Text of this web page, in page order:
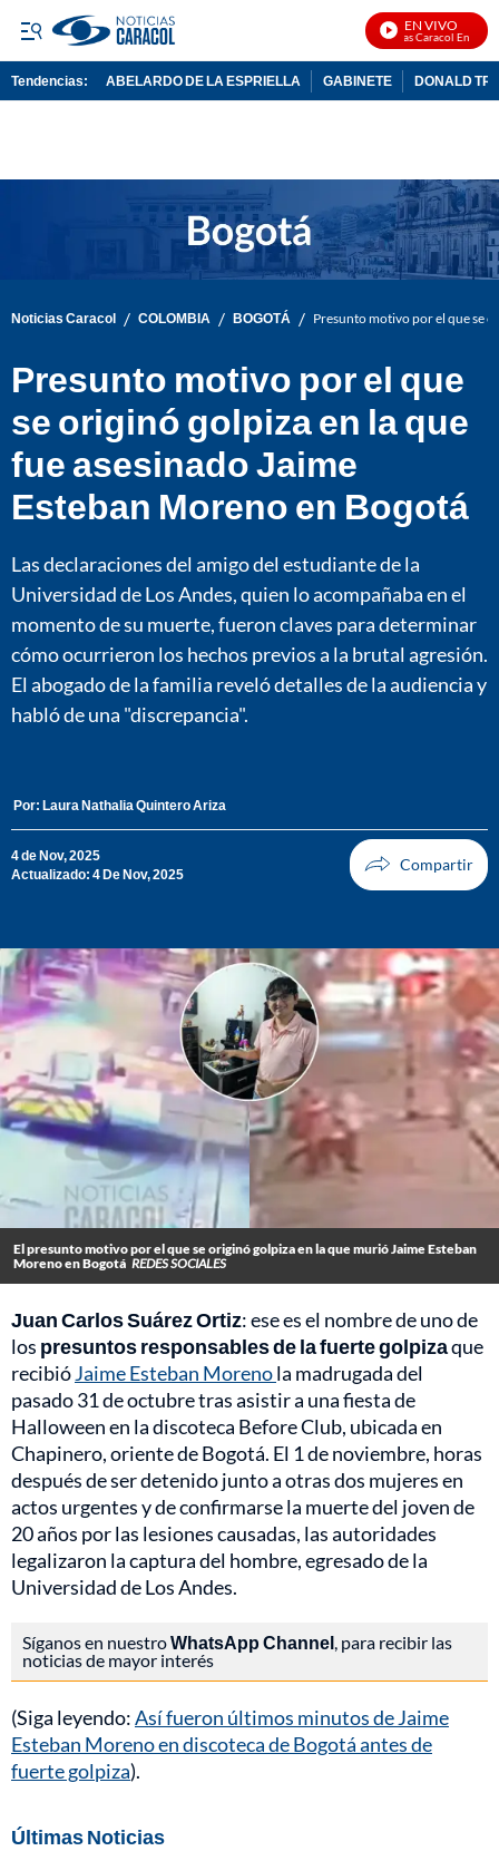
EN VIVO
Noticias Caracol En Vivo
Tendencias: ABELARDO DE LA ESPRIELLA GABINETE DONALD
Noticias Caracol / COLOMBIA / BOGOTÁ / Presunto motivo por el que se
Presunto motivo por el que
se originó golpiza en la que
fue asesinado Jaime
Esteban Moreno en Bogotá
Las declaraciones del amigo del estudiante de la
Universidad de Los Andes, quien lo acompañaba en el
momento de su muerte, fueron claves para determinar
cómo ocurrieron los hechos previos a la brutal agresión.
El abogado de la familia reveló detalles de la audiencia y
habló de una "discrepancia".
Por: Laura Nathalia Quintero Ariza
4 de Nov, 2025
Actualizado: 4 De Nov, 2025
El presunto motivo por el que se originó golpiza en la que murió Jaime Esteban
Moreno en Bogotá REDES SOCIALES
Juan Carlos Suárez Ortiz: ese es el nombre de uno de
los presuntos responsables de la fuerte golpizaque
recibióJaime Esteban Morenola madrugada del
pasado 31 de octubre tras asistir a una fiesta de
Halloween en la discoteca Before Club, ubicada en
Chapinero, oriente de Bogotá. El 1 de noviembre, horas
después de ser detenido junto a otras dos mujeres en
actos urgentes y de confirmarse la muerte del joven de
20 años por las lesiones causadas, las autoridades
legalizaron la captura del hombre, egresado de la
Universidad de Los Andes.
Síganos en nuestroWhatsApp Channel, para recibir las
noticias de mayor interés
(Siga leyendo:Así fueron últimos minutos de Jaime
Esteban Moreno en discoteca de Bogotá antes de
fuerte golpiza).
Últimas Noticias